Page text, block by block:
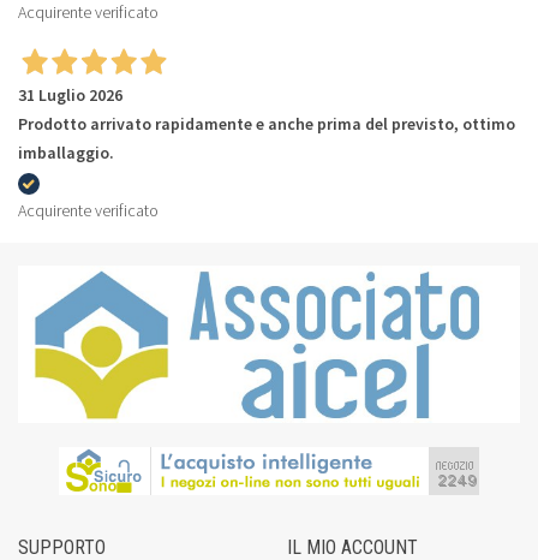
Acquirente verificato
31 Luglio 2026
Prodotto arrivato rapidamente e anche prima del previsto, ottimo
imballaggio.
Acquirente verificato
SUPPORTO IL MIO ACCOUNT